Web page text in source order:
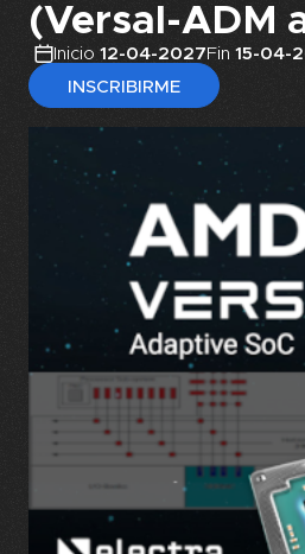
(Versal-ADM
Inicio 12-04-2027Fin 15-04-
INSCRIBIRME